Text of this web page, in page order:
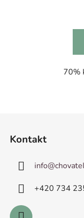
70%
Kontakt
info@
+420 ­734